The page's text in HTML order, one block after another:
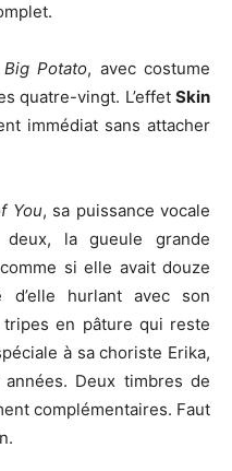
Potato, avec costume
quatre-vingt. L’effet Skin
immédiat sans attacher
You, sa puissance vocale
la gueule grande
si elle avait douze
d’elle hurlant avec son
en pâture qui reste
à sa choriste Erika,
années. Deux timbres de
complémentaires. Faut